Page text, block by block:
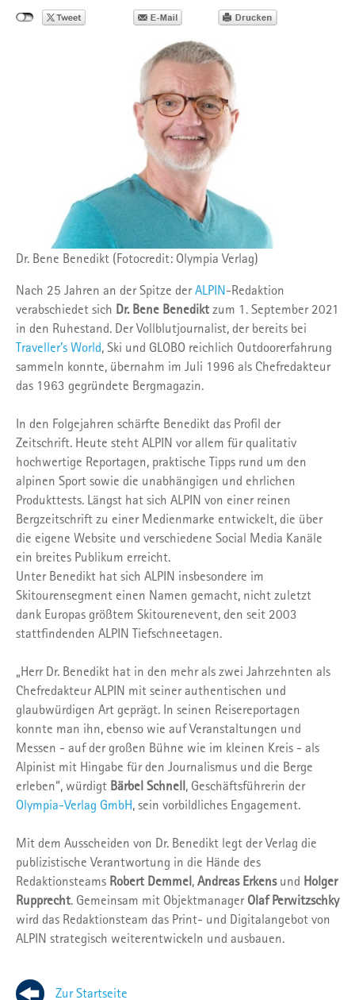
Dr. Bene Benedikt (Fotocredit: Olympia Verlag)
Nach 25 Jahren an der Spitze derALPIN-Redaktion
verabschiedet sich Dr. Bene Benedikt zum 1. September 2021
in den Ruhestand. Der Vollblutjournalist, der bereits bei
Traveller’s World, Ski und GLOBO reichlich Outdoorerfahrung
sammeln konnte, übernahm im Juli 1996 als Chefredakteur
das 1963 gegründete Bergmagazin.
In den Folgejahren schärfte Benedikt das Profil der
Zeitschrift. Heute steht ALPIN vor allem für qualitativ
hochwertige Reportagen, praktische Tipps rund um den
alpinen Sport sowie die unabhängigen und ehrlichen
Produkttests. Längst hat sich ALPIN von einer reinen
Bergzeitschrift zu einer Medienmarke entwickelt, die über
die eigene Website und verschiedene Social Media Kanäle
ein breites Publikum erreicht.
Unter Benedikt hat sich ALPIN insbesondere im
Skitourensegment einen Namen gemacht, nicht zuletzt
dank Europas größtem Skitourenevent, den seit 2003
stattfindenden ALPIN Tiefschneetagen.
„Herr Dr. Benedikt hat in den mehr als zwei Jahrzehnten als
Chefredakteur ALPIN mit seiner authentischen und
glaubwürdigen Art geprägt. In seinen Reisereportagen
konnte man ihn, ebenso wie auf Veranstaltungen und
Messen - auf der großen Bühne wie im kleinen Kreis - als
Alpinist mit Hingabe für den Journalismus und die Berge
erleben“, würdigt Bärbel Schnell, Geschäftsführerin der
Olympia-Verlag GmbH, sein vorbildliches Engagement.
Mit dem Ausscheiden von Dr. Benedikt legt der Verlag die
publizistische Verantwortung in die Hände des
Redaktionsteams Robert Demmel, Andreas Erkensund Holger
Rupprecht. Gemeinsam mit Objektmanager Olaf Perwitzschky
wird das Redaktionsteam das Print- und Digitalangebot von
ALPIN strategisch weiterentwickeln und ausbauen.
Zur Startseite